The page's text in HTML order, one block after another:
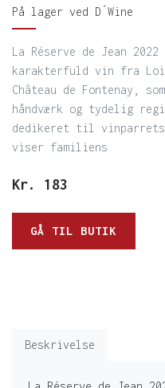
På lager ved D´Wine
La Réserve de Jean
karakterfuld vin fra
Château de Fontenay,
håndværk og tydelig
dedikeret til
viser familiens
Kr. 183
GÅ TIL BUTIK
Beskrivelse